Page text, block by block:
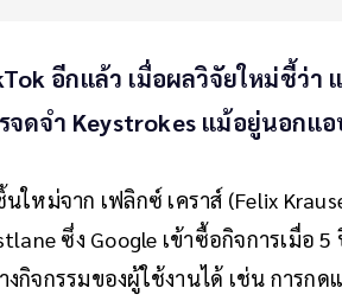
อีกแล้ว เมื่อผลวิจัยใหม่ชี้ว่
จดจำ Keystrokes แม้อยู่นอกแ
ใหม่จาก เฟลิกซ์ เคราส์ (Felix
ซึ่ง Google เข้าซื้อกิจการเมื่อ
กิจกรรมของผู้ใช้งานได้ เช่น การก